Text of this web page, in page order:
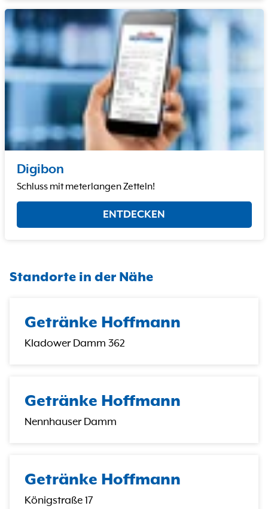
Digibon
Schluss mit meterlangen Zetteln!
ENTDECKEN
Standorte in der Nähe
Getränke Hoffmann
Kladower Damm 362
Getränke Hoffmann
Nennhauser Damm
Getränke Hoffmann
Königstraße 17